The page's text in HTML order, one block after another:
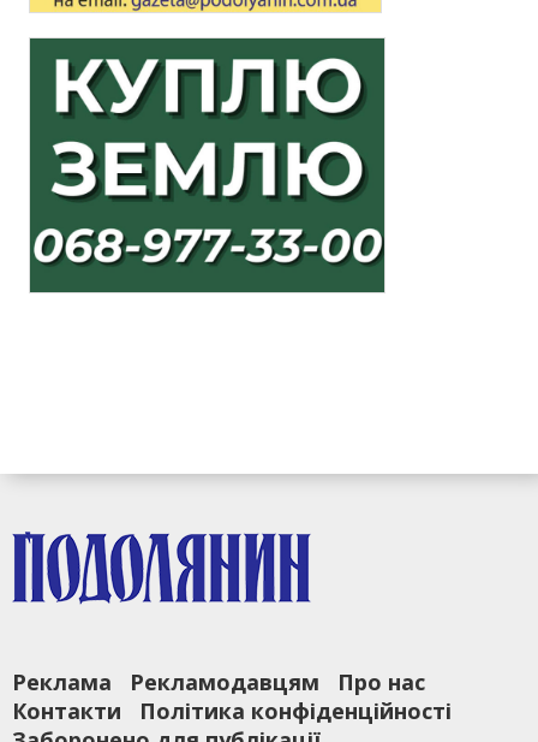
Реклама Рекламодавцям
Про нас
Контакти
Політика конфіденційності